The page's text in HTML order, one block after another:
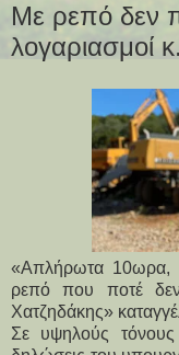
Με ρεπό δεν
λογαριασμοί
«Απλήρωτα 10ωρα,
ρεπό που ποτέ
Χατζηδάκης»
Σε υψηλούς